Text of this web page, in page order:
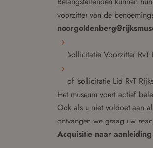
voorzitter van de
‘sollicitatie Voorzitter RvT
of ‘sollicitatie Lid RvT
Het museum voert actief
Ook als u niet voldoet aan
ontvangen we graag uw
Acquisitie naar